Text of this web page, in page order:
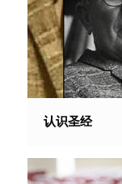
认识圣经